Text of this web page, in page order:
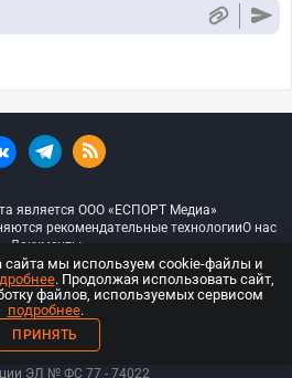
является ООО «ЕСПОРТ Медиа»
рекомендательные технологииО нас
Документы
— Все права защищены
18+
о регистрации средств массовой
ЭЛ № ФС 77 - 74022
мы используем cookie-файлы и
. Продолжая использовать сайт,
файлов, используемых сервисом
подробнее.
ПРИНЯТЬ